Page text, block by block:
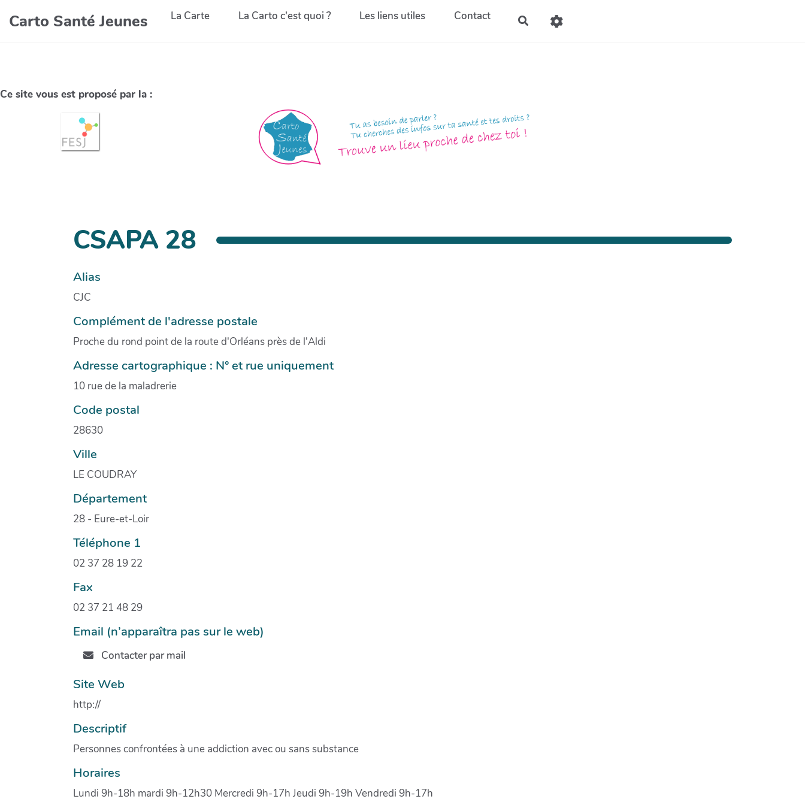
Carto Santé Jeunes La Carte La Carto c'est quoi ? Les liens utiles Contact
Ce site vous est proposé par la :
CSAPA 28
Alias
CJC
Complément de l'adresse postale
Proche du rond point de la route d'Orléans près de l'Aldi
Adresse cartographique : N° et rue uniquement
10 rue de la maladrerie
Code postal
28630
Ville
LE COUDRAY
Département
28 - Eure-et-Loir
Téléphone 1
02 37 28 19 22
Fax
02 37 21 48 29
Email (n’apparaîtra pas sur le web)
Contacter par mail
Site Web
http://
Descriptif
Personnes confrontées à une addiction avec ou sans substance
Horaires
Lundi 9h-18h mardi 9h-12h30 Mercredi 9h-17h Jeudi 9h-19h Vendredi 9h-17h